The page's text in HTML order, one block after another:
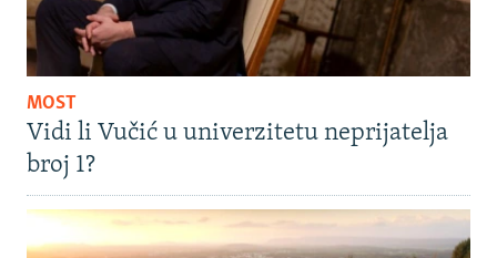
MOST
Vidi li Vučić u univerzitetu neprijatelja
broj 1?